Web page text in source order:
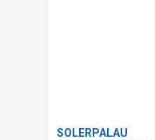
SOLERPALAU